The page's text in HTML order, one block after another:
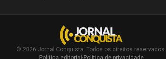
© 2026 Jornal Conquista. Todos os direitos reservados.
Política editorial · Política de privacidade